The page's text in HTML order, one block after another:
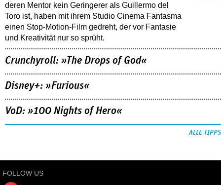
deren Mentor kein Geringerer als Guillermo del
Toro ist, haben mit ihrem Studio Cinema Fantasma
einen Stop-Motion-Film gedreht, der vor Fantasie
und Kreativität nur so sprüht.
Crunchyroll: »The Drops of God«
Disney+: »Furious«
VoD: »100 Nights of Hero«
ALLE TIPPS
FOLLOW US